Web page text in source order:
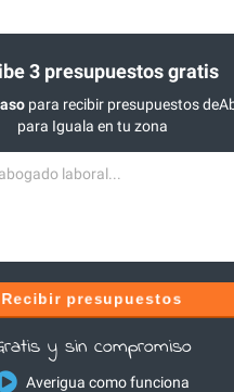
3 presupuestos gratis
para recibir presupuestos
para Iguala en tu zona
Recibir presupuestos
y sin compromiso
Averigua como funciona